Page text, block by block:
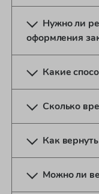
Нужно ли
оформления
Какие
Сколько
Как
Можно ли